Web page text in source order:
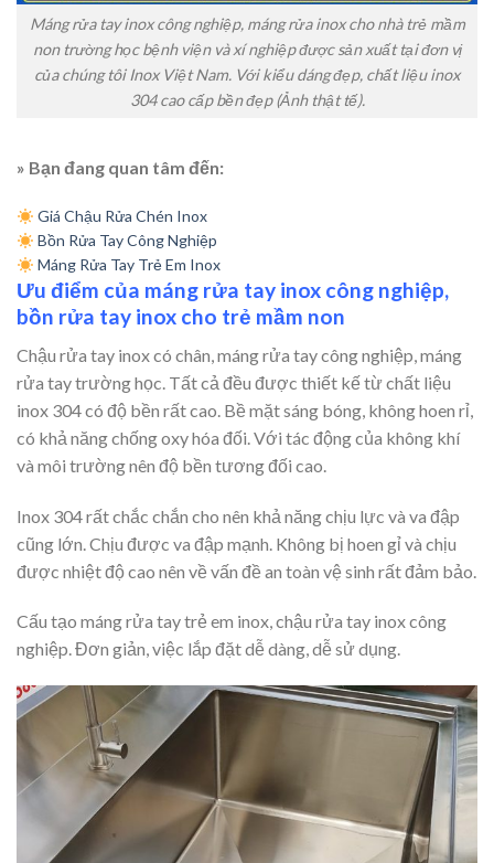
Máng rửa tay inox công nghiệp, máng rửa inox cho nhà trẻ mầm
non trường học bệnh viện và xí nghiệp được sản xuất tại đơn vị
của chúng tôi Inox Việt Nam. Với kiểu dáng đẹp, chất liệu inox
304 cao cấp bền đẹp (Ảnh thật tế).
» Bạn đang quan tâm đến:
Giá Chậu Rửa Chén Inox
Bồn Rửa Tay Công Nghiệp
Máng Rửa Tay Trẻ Em Inox
Ưu điểm của máng rửa tay inox công nghiệp,
bồn rửa tay inox cho trẻ mầm non
Chậu rửa tay inox có chân, máng rửa tay công nghiệp, máng
rửa tay trường học. Tất cả đều được thiết kế từ chất liệu
inox 304 có độ bền rất cao. Bề mặt sáng bóng, không hoen rỉ,
có khả năng chống oxy hóa đối. Với tác động của không khí
và môi trường nên độ bền tương đối cao.
Inox 304 rất chắc chắn cho nên khả năng chịu lực và va đập
cũng lớn. Chịu được va đập mạnh. Không bị hoen gỉ và chịu
được nhiệt độ cao nên về vấn đề an toàn vệ sinh rất đảm bảo.
Cấu tạo máng rửa tay trẻ em inox, chậu rửa tay inox công
nghiệp. Đơn giản, việc lắp đặt dễ dàng, dễ sử dụng.